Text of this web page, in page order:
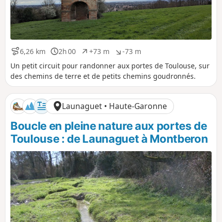
6,26 km
D
i
s
t
n
c
2h 00
D
u
r
é
+73 m
D
é
n
i
e
l
p
o
s
i
t
f
-73 m
D
é
n
i
e
l
n
é
g
a
t
i
f
Un petit circuit pour randonner aux portes de Toulouse, sur
des chemins de terre et de petits chemins goudronnés.
Launaguet • Haute-Garonne
Boucle en pleine nature aux portes de
Toulouse : de Launaguet à Montberon